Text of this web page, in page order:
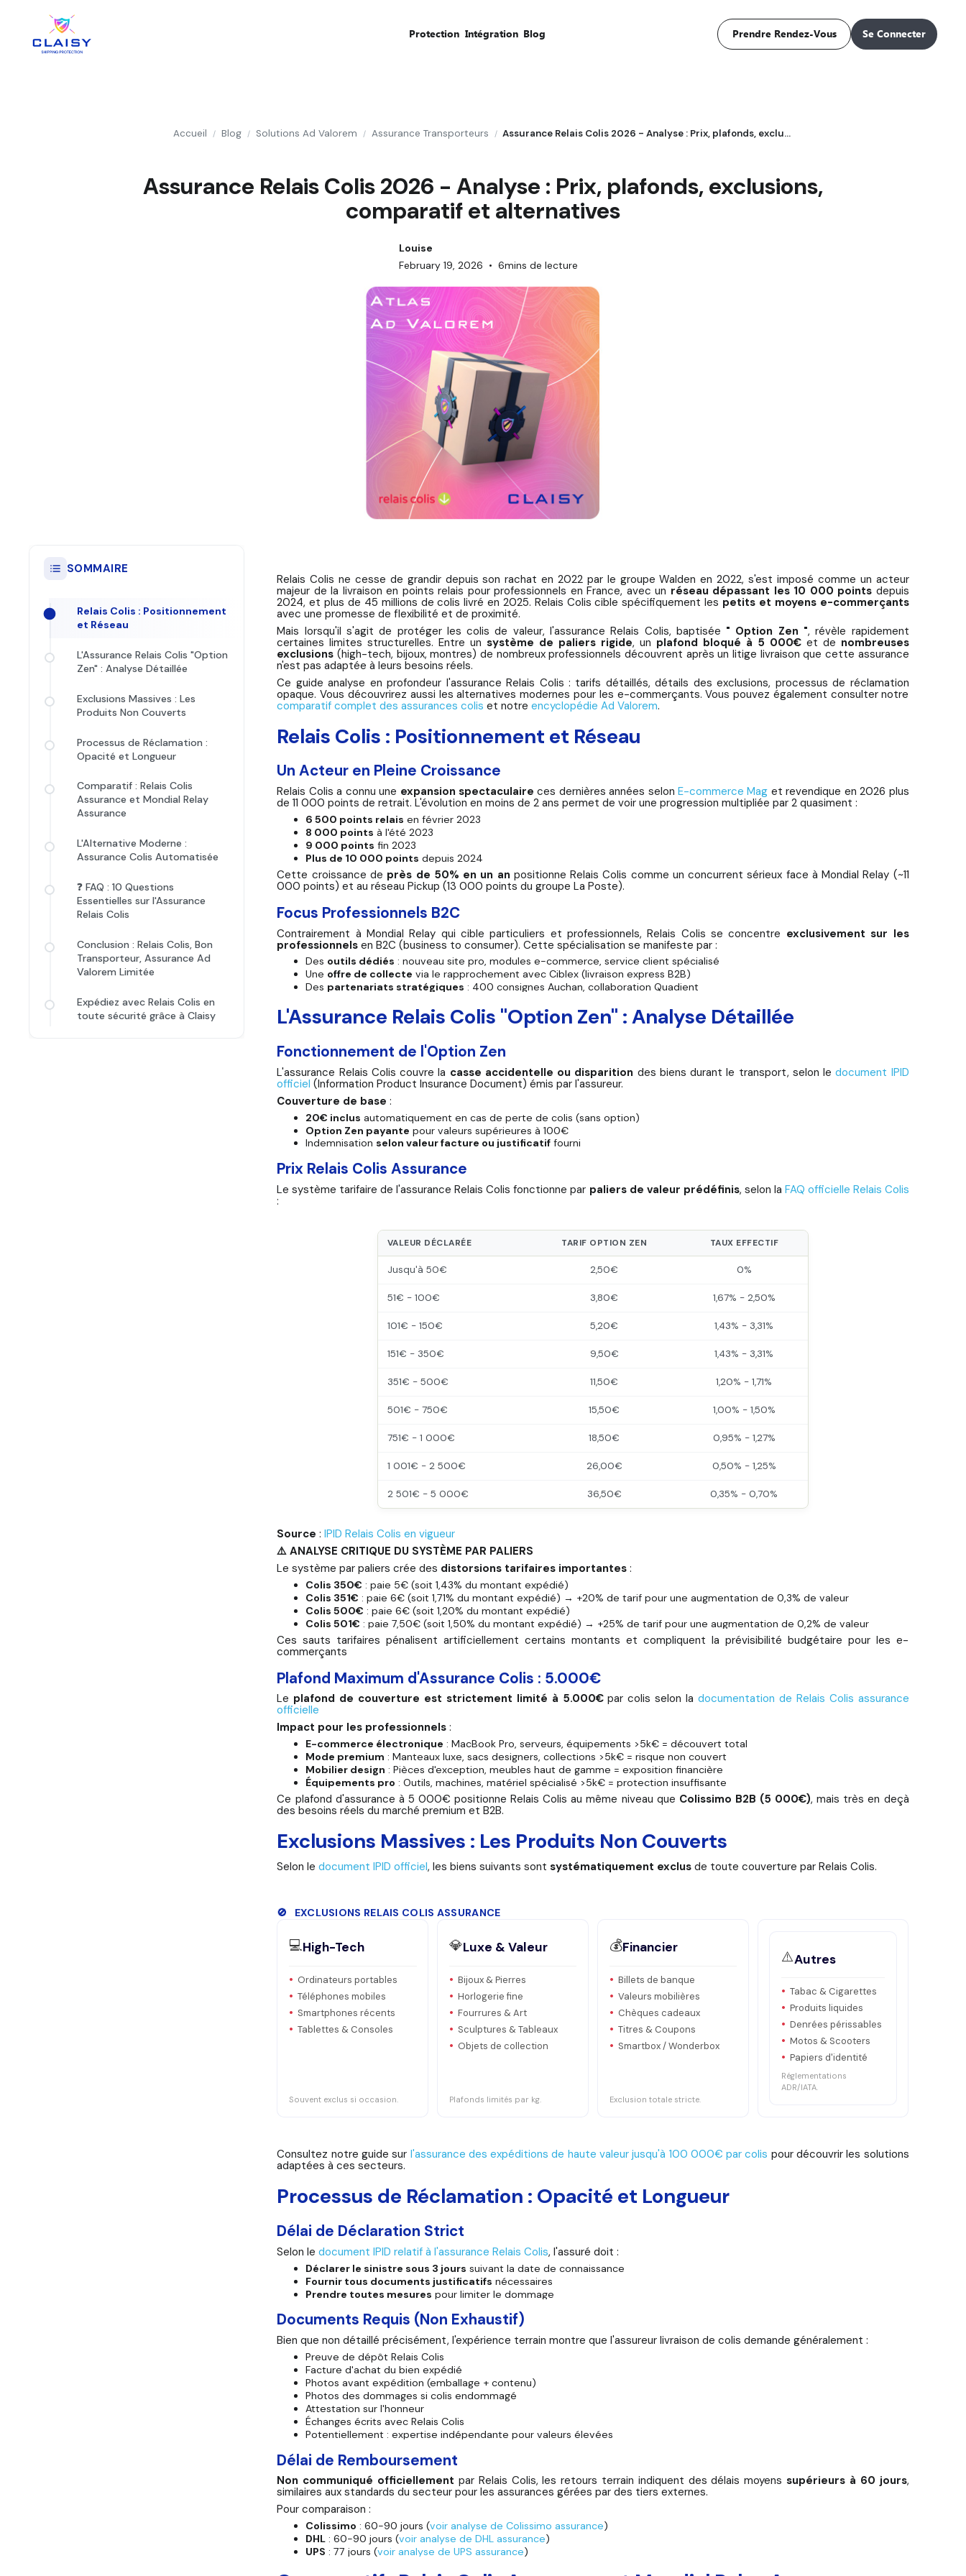
Protection Intégration Blog Prendre Rendez-Vous Se Connecter
Accueil / Blog / Solutions Ad Valorem / Assurance Transporteurs / Assurance Relais Colis 2026 - Analyse : Prix, plafonds, exclusions, comparatif et alternatives
Assurance Relais Colis 2026 - Analyse : Prix, plafonds, exclusions,
comparatif et alternatives
Louise
February 19, 2026 • 6mins de lecture
SOMMAIRE
Relais Colis : Positionnement
et Réseau
L'Assurance Relais Colis "Option
Zen" : Analyse Détaillée
Exclusions Massives : Les
Produits Non Couverts
Processus de Réclamation :
Opacité et Longueur
Comparatif : Relais Colis
Assurance et Mondial Relay
Assurance
L'Alternative Moderne :
Assurance Colis Automatisée
❓ FAQ : 10 Questions
Essentielles sur l'Assurance
Relais Colis
Conclusion : Relais Colis, Bon
Transporteur, Assurance Ad
Valorem Limitée
Expédiez avec Relais Colis en
toute sécurité grâce à Claisy
Relais Colis ne cesse de grandir depuis son rachat en 2022 par le groupe Walden en 2022, s'est imposé comme un acteur
majeur de la livraison en points relais pour professionnels en France, avec un réseau dépassant les 10 000 points depuis
2024, et plus de 45 millions de colis livré en 2025. Relais Colis cible spécifiquement les petits et moyens e-commerçants
avec une promesse de flexibilité et de proximité.
Mais lorsqu'il s'agit de protéger les colis de valeur, l'assurance Relais Colis, baptisée " Option Zen ", révèle rapidement
certaines limites structurelles. Entre unsystème de paliers rigide, un plafond bloqué à 5 000€et de nombreuses
exclusions(high-tech, bijoux, montres) de nombreux professionnels découvrent après un litige livraison que cette assurance
n'est pas adaptée à leurs besoins réels.
Ce guide analyse en profondeur l'assurance Relais Colis : tarifs détaillés, détails des exclusions, processus de réclamation
opaque. Vous découvrirez aussi les alternatives modernes pour les e-commerçants. Vous pouvez également consulter notre
comparatif complet des assurances colis et notreencyclopédie Ad Valorem.
Relais Colis : Positionnement et Réseau
Un Acteur en Pleine Croissance
Relais Colis a connu une expansion spectaculaire ces dernières années selonE-commerce Mag et revendique en 2026 plus
de 11 000 points de retrait. L'évolution en moins de 2 ans permet de voir une progression multipliée par 2 quasiment :
6 500 points relais en février 2023
8 000 points à l'été 2023
9 000 points fin 2023
Plus de 10 000 points depuis 2024
Cette croissance de près de 50% en un an positionne Relais Colis comme un concurrent sérieux face à Mondial Relay (~11
000 points) et au réseau Pickup (13 000 points du groupe La Poste).
Focus Professionnels B2C
Contrairement à Mondial Relay qui cible particuliers et professionnels, Relais Colis se concentre exclusivement sur les
professionnels en B2C (business to consumer). Cette spécialisation se manifeste par :
Des outils dédiés : nouveau site pro, modules e-commerce, service client spécialisé
Une offre de collecte via le rapprochement avec Ciblex (livraison express B2B)
Des partenariats stratégiques : 400 consignes Auchan, collaboration Quadient
L'Assurance Relais Colis "Option Zen" : Analyse Détaillée
Fonctionnement de l'Option Zen
L'assurance Relais Colis couvre la casse accidentelle ou disparition des biens durant le transport, selon ledocument IPID
officiel (Information Product Insurance Document) émis par l'assureur.
Couverture de base :
20€ inclus automatiquement en cas de perte de colis (sans option)
Option Zen payante pour valeurs supérieures à 100€
Indemnisation selon valeur facture ou justificatiffourni
Prix Relais Colis Assurance
Le système tarifaire de l'assurance Relais Colis fonctionne par paliers de valeur prédéfinis, selon la FAQ officielle Relais Colis
:
VALEUR DÉCLARÉE TARIF OPTION ZEN TAUX EFFECTIF
Jusqu'à 50€ 2,50€ 0%
51€ - 100€ 3,80€ 1,67% - 2,50%
101€ - 150€ 5,20€ 1,43% - 3,31%
151€ - 350€ 9,50€ 1,43% - 3,31%
351€ - 500€ 11,50€ 1,20% - 1,71%
501€ - 750€ 15,50€ 1,00% - 1,50%
751€ - 1 000€ 18,50€ 0,95% - 1,27%
1 001€ - 2 500€ 26,00€ 0,50% - 1,25%
2 501€ - 5 000€ 36,50€ 0,35% - 0,70%
Source :IPID Relais Colis en vigueur
⚠️ ANALYSE CRITIQUE DU SYSTÈME PAR PALIERS
Le système par paliers crée des distorsions tarifaires importantes :
Colis 350€ : paie 5€ (soit 1,43% du montant expédié)
Colis 351€ : paie 6€ (soit 1,71% du montant expédié) → +20% de tarif pour une augmentation de 0,3% de valeur
Colis 500€ : paie 6€ (soit 1,20% du montant expédié)
Colis 501€ : paie 7,50€ (soit 1,50% du montant expédié) → +25% de tarif pour une augmentation de 0,2% de valeur
Ces sauts tarifaires pénalisent artificiellement certains montants et compliquent la prévisibilité budgétaire pour les e-
commerçants
Plafond Maximum d'Assurance Colis : 5.000€
Le plafond de couverture est strictement limité à 5.000€par colis selon la documentation de Relais Colis assurance
officielle
Impact pour les professionnels :
E-commerce électronique : MacBook Pro, serveurs, équipements >5k€ = découvert total
Mode premium : Manteaux luxe, sacs designers, collections >5k€ = risque non couvert
Mobilier design : Pièces d'exception, meubles haut de gamme = exposition financière
Équipements pro : Outils, machines, matériel spécialisé >5k€ = protection insuffisante
Ce plafond d'assurance à 5 000€ positionne Relais Colis au même niveau que Colissimo B2B (5 000€), mais très en deçà
des besoins réels du marché premium et B2B.
Exclusions Massives : Les Produits Non Couverts
Selon ledocument IPID officiel, les biens suivants sontsystématiquement exclus de toute couverture par Relais Colis.
🚫 EXCLUSIONS RELAIS COLIS ASSURANCE
💻High-Tech
Ordinateurs portables
Téléphones mobiles
Smartphones récents
Tablettes & Consoles
Souvent exclus si occasion.
💎Luxe & Valeur
Bijoux & Pierres
Horlogerie fine
Fourrures & Art
Sculptures & Tableaux
Objets de collection
Plafonds limités par kg.
💰Financier
Billets de banque
Valeurs mobilières
Chèques cadeaux
Titres & Coupons
Smartbox / Wonderbox
Exclusion totale stricte.
⚠️Autres
Tabac & Cigarettes
Produits liquides
Denrées périssables
Motos & Scooters
Papiers d'identité
Réglementations
ADR/IATA.
Consultez notre guide sur l'assurance des expéditions de haute valeur jusqu'à 100 000€ par colis pour découvrir les solutions
adaptées à ces secteurs.
Processus de Réclamation : Opacité et Longueur
Délai de Déclaration Strict
Selon ledocument IPID relatif à l'assurance Relais Colis, l'assuré doit :
Déclarer le sinistre sous 3 jours suivant la date de connaissance
Fournir tous documents justificatifs nécessaires
Prendre toutes mesures pour limiter le dommage
Documents Requis (Non Exhaustif)
Bien que non détaillé précisément, l'expérience terrain montre que l'assureur livraison de colis demande généralement :
Preuve de dépôt Relais Colis
Facture d'achat du bien expédié
Photos avant expédition (emballage + contenu)
Photos des dommages si colis endommagé
Attestation sur l'honneur
Échanges écrits avec Relais Colis
Potentiellement : expertise indépendante pour valeurs élevées
Délai de Remboursement
Non communiqué officiellement par Relais Colis, les retours terrain indiquent des délais moyenssupérieurs à 60 jours,
similaires aux standards du secteur pour les assurances gérées par des tiers externes.
Pour comparaison :
Colissimo : 60-90 jours (voir analyse de Colissimo assurance)
DHL: 60-90 jours (voir analyse de DHL assurance)
UPS : 77 jours (voir analyse de UPS assurance)